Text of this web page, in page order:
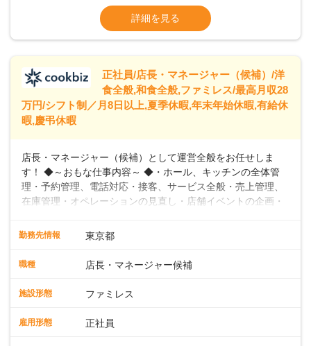
います。私たちは、多様な働き方を提供し、ライフステージ
に合わせた柔軟な勤務時間や働きやすい環境を整えていま
います。
※残業代全額支給
※経験に応じて応相談①ナショナル社員：月
給245,800円～②エリア社員 ：月給
詳細を見る
正社員/店長・マネージャー（候補）/洋
食全般,和食全般,ファミレス/最高月収28
万円/シフト制／月8日以上,夏季休暇,年末年始休暇,有給休
暇,慶弔休暇
店長・マネージャー（候補）として運営全般をお任せしま
す！ ◆～おもな仕事内容～ ◆・ホール、キッチンの全体管
理・予約管理、電話対応・接客、サービス全般・売上管理、
在庫管理・オペレーションの見直し・店舗イベントの企画・
入社後はスキルに合わせた業務からお任せしますので、徐々
向上を目指すDX推進～ ◆すかいらーくのレストランでは、
スタッフの働きやすさをサポートしています。配膳ロボット
や歩行数が約40%も削減されました！また、配膳ロボットに
勤務先情報 東京都
職種 店長・マネージャー候補
施設形態 ファミレス
雇用形態 正社員